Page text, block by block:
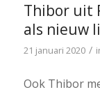
Thibor uit
als nieuw
21 januari 2020 /
Ook Thibor